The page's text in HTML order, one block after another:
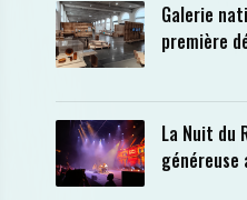
Galerie
première
La Nuit du
généreuse